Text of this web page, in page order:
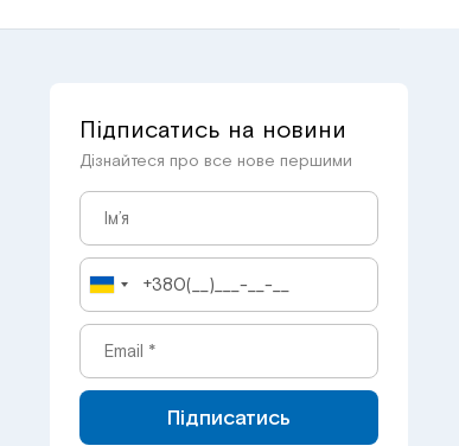
Підписатись на новини
Дізнайтеся про все нове першими
Підписатись